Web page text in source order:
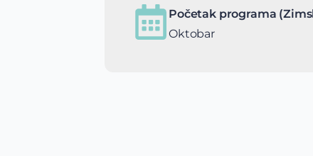
Početak programa
Oktobar